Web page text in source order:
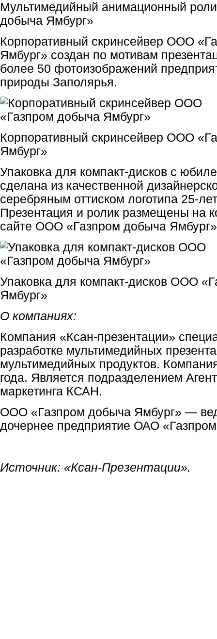
Мультимедийный анимационный
добыча Ямбург»
Корпоративный скринсейвер ООО
Ямбург» создан по мотивам
более 50 фотоизображений
природы Заполярья.
Корпоративный скринсейвер ООО
Ямбург»
Упаковка для компакт-дисков с
сделана из качественной
серебряным оттиском логотипа 25-
Презентация и ролик размещены на
сайте ООО «Газпром добыча
Упаковка для компакт-дисков ООО
Ямбург»
О компаниях:
Компания «Ксан-презентации»
разработке мультимедийных
мультимедийных продуктов.
года. Является подразделением
маркетинга КСАН.
ООО «Газпром добыча Ямбург» —
дочернее предприятие ОАО
Источник: «Ксан-Презентации».